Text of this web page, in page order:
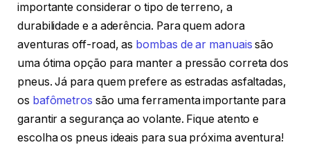
importante considerar o tipo de terreno, a
durabilidade e a aderência. Para quem adora
aventuras off-road, as bombas de ar manuais são
uma ótima opção para manter a pressão correta dos
pneus. Já para quem prefere as estradas asfaltadas,
os bafômetros são uma ferramenta importante para
garantir a segurança ao volante. Fique atento e
escolha os pneus ideais para sua próxima aventura!